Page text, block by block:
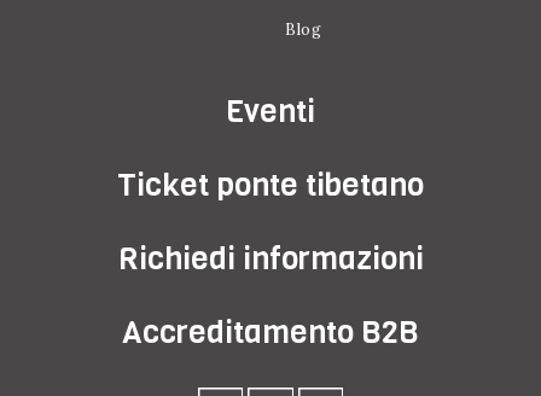
Blog
Eventi
Ticket ponte tibetano
Richiedi informazioni
Accreditamento B2B